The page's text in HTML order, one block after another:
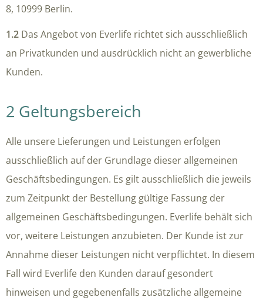
8, 10999 Berlin.
1.2 Das Angebot von Everlife richtet sich ausschließlich
an Privatkunden und ausdrücklich nicht an gewerbliche
Kunden.
2 Geltungsbereich
Alle unsere Lieferungen und Leistungen erfolgen
ausschließlich auf der Grundlage dieser allgemeinen
Geschäftsbedingungen. Es gilt ausschließlich die jeweils
zum Zeitpunkt der Bestellung gültige Fassung der
allgemeinen Geschäftsbedingungen. Everlife behält sich
vor, weitere Leistungen anzubieten. Der Kunde ist zur
Annahme dieser Leistungen nicht verpflichtet. In diesem
Fall wird Everlife den Kunden darauf gesondert
hinweisen und gegebenenfalls zusätzliche allgemeine